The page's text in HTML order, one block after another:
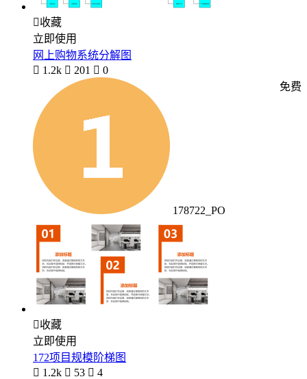
收藏
立即使用
网上购物系统分解图
 1.2k  201  0
178722_PO
免费
收藏
立即使用
172项目规模阶梯图
 1.2k  53  4